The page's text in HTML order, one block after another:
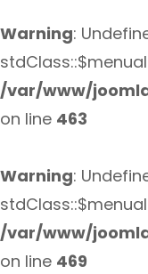
Warning:
/var/www/
on line 463
Warning:
/var/www/
on line 469